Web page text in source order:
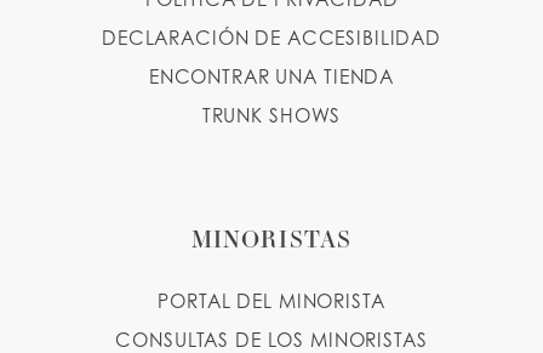
DECLARACIÓN DE ACCESIBILIDAD
ENCONTRAR UNA TIENDA
TRUNK SHOWS
MINORISTAS
PORTAL DEL MINORISTA
CONSULTAS DE LOS MINORISTAS